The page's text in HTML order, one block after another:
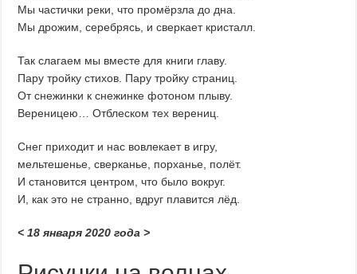
Мы частички реки, что промёрзла до дна.
Мы дрожим, серебрясь, и сверкает кристалл.
Так слагаем мы вместе для книги главу.
Пару тройку стихов. Пару тройку страниц.
От снежинки к снежинке фотоном плыву.
Вереницею… Отблеском тех верениц.
Снег приходит и нас вовлекает в игру,
мельтешенье, сверканье, порханье, полёт.
И становится центром, что было вокруг.
И, как это не странно, вдруг плавится лёд.
< 18 января 2020 года >